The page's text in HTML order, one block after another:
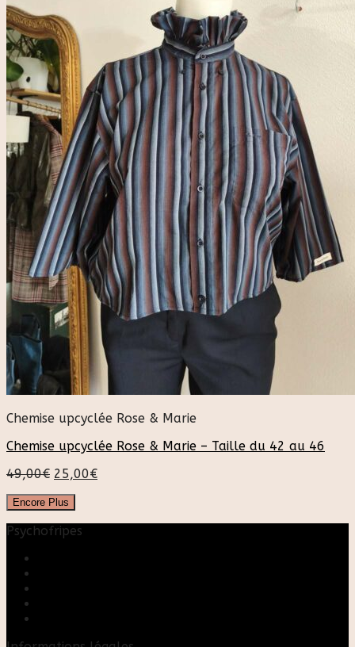
Chemise upcyclée Rose & Marie
Chemise upcyclée Rose & Marie – Taille du 42 au 46
49,00€ 25,00€
Encore Plus
Psychofripes